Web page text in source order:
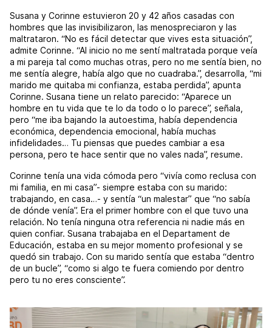
Susana y Corinne estuvieron 20 y 42 años casadas con
hombres que las invisibilizaron, las menospreciaron y las
maltrataron. “No es fácil detectar que vives esta situación”,
admite Corinne. “Al inicio no me sentí maltratada porque veía
a mi pareja tal como muchas otras, pero no me sentía bien, no
me sentía alegre, había algo que no cuadraba.”, desarrolla, “mi
marido me quitaba mi confianza, estaba perdida”, apunta
Corinne. Susana tiene un relato parecido: “Aparece un
hombre en tu vida que te lo da todo o lo parece”, señala,
pero “me iba bajando la autoestima, había dependencia
económica, dependencia emocional, había muchas
infidelidades… Tu piensas que puedes cambiar a esa
persona, pero te hace sentir que no vales nada”, resume.
Corinne tenía una vida cómoda pero “vivía como reclusa con
mi familia, en mi casa”- siempre estaba con su marido:
trabajando, en casa…- y sentía “un malestar” que “no sabía
de dónde venía”. Era el primer hombre con el que tuvo una
relación. No tenía ninguna otra referencia ni nadie más en
quien confiar. Susana trabajaba en el Departament de
Educación, estaba en su mejor momento profesional y se
quedó sin trabajo. Con su marido sentía que estaba “dentro
de un bucle”, “como si algo te fuera comiendo por dentro
pero tu no eres consciente”.